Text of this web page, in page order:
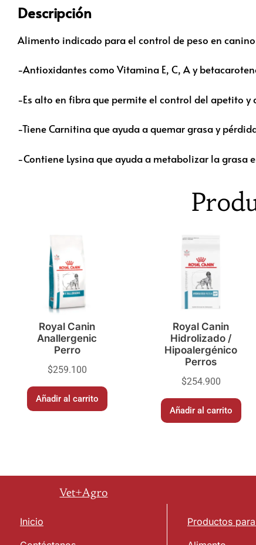
Descripción
Alimento indicado para el control de peso en
-Antioxidantes como Vitamina E, C, A y
-Es alto en fibra que permite el control del apetito y
-Tiene Carnitina que ayuda a quemar grasa y
-Contiene Lysina que ayuda a metabolizar la grasa
Royal Canin
Anallergenic
Perro
$259.100
Añadir al carrito
Royal Canin
Hidrolizado /
Hipoalergénico
Perros
$254.900
Añadir al carrito
Vet+Agro
Inicio
Productos